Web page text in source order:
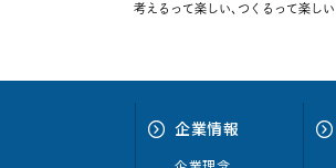
考えるって楽しい､つくるって楽しい
企業情報